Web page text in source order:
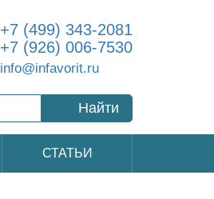
+7 (499) 343-2081
+7 (926) 006-7530
info@infavorit.ru
Найти
СТАТЬИ